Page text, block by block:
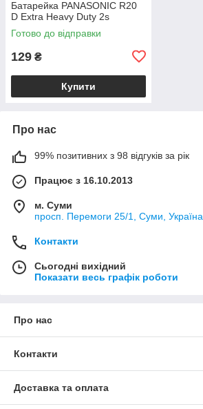
Батарейка PANASONIC R20
D Extra Heavy Duty 2s
Готово до відправки
129 ₴
Купити
Про нас
99% позитивних з 98 відгуків за рік
Працює з 16.10.2013
м. Суми
просп. Перемоги 25/1, Суми, Україна
Контакти
Сьогодні вихідний
Показати весь графік роботи
Про нас
Контакти
Доставка та оплата